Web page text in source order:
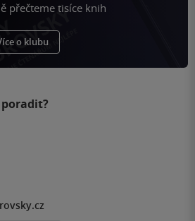
přečteme tisíce knih
o klubu